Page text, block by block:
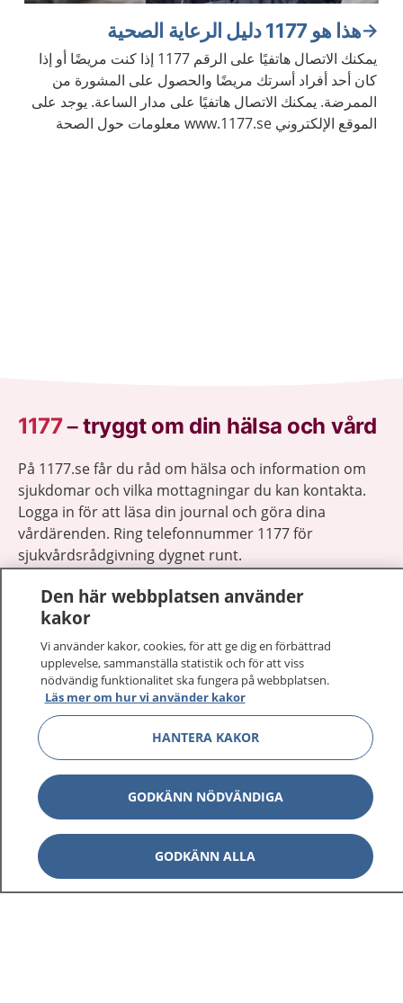
هذا هو 1177 دليل الرعاية الصحية
يمكنك الاتصال هاتفيًا على الرقم 1177 إذا كنت مريضًا أو إذا
كان أحد أفراد أسرتك مريضًا والحصول على المشورة من
الممرضة. يمكنك الاتصال هاتفيًا على مدار الساعة. يوجد على
الموقع الإلكتروني www.1177.se معلومات حول الصحة
1177–tryggt om din hälsa och vård
På 1177.se får du råd om hälsa och information om
sjukdomar och vilka mottagningar du kan kontakta.
Logga in för att läsa din journal och göra dina
vårdärenden. Ring telefonnummer 1177 för
sjukvårdsrådgivning dygnet runt.
1177 på flera språk
Om 1177 Show
Kontakt Show
Behandling av personuppgifter
Den här webbplatsen använder
kakor
Vi använder kakor, cookies, för att ge dig en förbättrad
upplevelse, sammanställa statistik och för att viss
nödvändig funktionalitet ska fungera på webbplatsen.
Läs mer om hur vi använder kakor
HANTERA KAKOR
GODKÄNN NÖDVÄNDIGA
GODKÄNN ALLA